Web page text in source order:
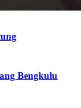
Bengkulu